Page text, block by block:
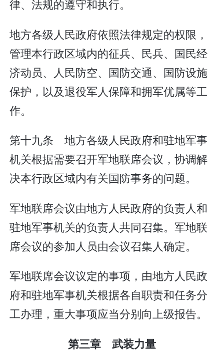
律、法规的遵守和执行。
地方各级人民政府依照法律规定的权限，
管理本行政区域内的征兵、民兵、国民经
济动员、人民防空、国防交通、国防设施
保护，以及退役军人保障和拥军优属等工
作。
第十九条 地方各级人民政府和驻地军事
机关根据需要召开军地联席会议，协调解
决本行政区域内有关国防事务的问题。
军地联席会议由地方人民政府的负责人和
驻地军事机关的负责人共同召集。军地联
席会议的参加人员由会议召集人确定。
军地联席会议议定的事项，由地方人民政
府和驻地军事机关根据各自职责和任务分
工办理，重大事项应当分别向上级报告。
第三章 武装力量